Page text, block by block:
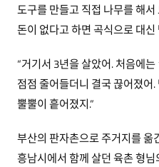
도구를 만들고 직접 나무를 해
돈이 없다고 하면 곡식으로 대신
“거기서 3년을 살았어. 처음에
점점 줄어들더니 결국 끊어졌어
뿔뿔이 흩어졌지.”
부산의 판자촌으로 주거지를 옮
흥남시에서 함께 살던 육촌 형님